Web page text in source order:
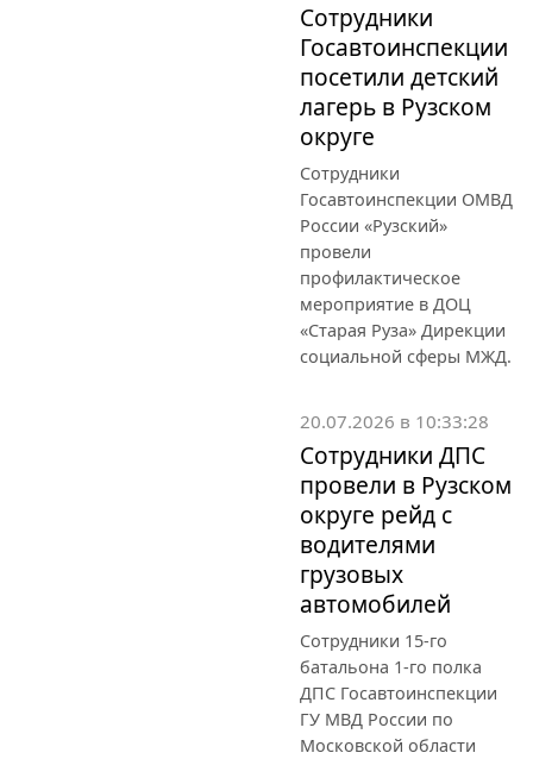
Сотрудники
Госавтоинспекции
посетили детский
лагерь в Рузском
округе
Сотрудники
Госавтоинспекции ОМВД
России «Рузский»
провели
профилактическое
мероприятие в ДОЦ
«Старая Руза» Дирекции
социальной сферы МЖД.
20.07.2026 в 10:33:28
Сотрудники ДПС
провели в Рузском
округе рейд с
водителями
грузовых
автомобилей
Сотрудники 15-го
батальона 1-го полка
ДПС Госавтоинспекции
ГУ МВД России по
Московской области